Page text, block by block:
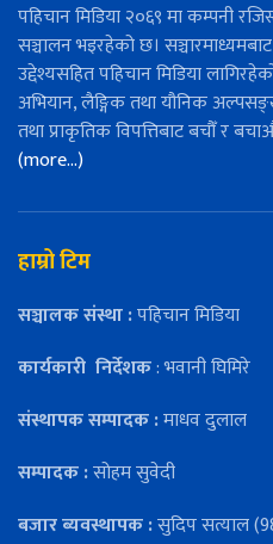
पहिचान मिडिया २०६९ मा कम्पनी
सञ्चालन भइरहेको छ।
उद्देश्यसहित पहिचान मिडिया
अभियान, लैङ्गिक तथा यौनिक
तथा प्राकृतिक विपत्तिबाट बचौँ र
(more…)
हाम्रो टिम
सञ्चालक संस्था :पहिचान मिडिया
कार्यकारी निर्देशक: भवानी घिमिरे
संस्थापक सम्पादक :माधव दुलाल
सम्पादक :सोहम सुवेदी
बजार ब्यवस्थापक :सुदिप सत्याल